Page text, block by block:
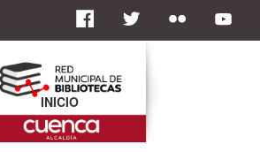
INICIO